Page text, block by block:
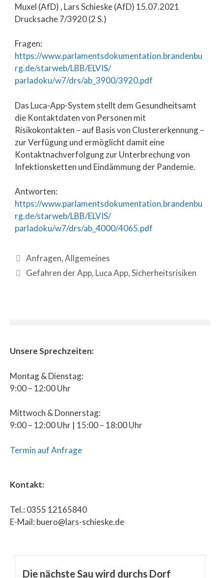
Muxel (AfD) , Lars Schieske (AfD) 15.07.2021
Drucksache 7/3920 (2 S.)
Fragen:
https://www.parlamentsdokumentation.brandenbu
rg.de/starweb/LBB/ELVIS/
parladoku/w7/drs/ab_3900/3920.pdf
Das Luca-App-System stellt dem Gesundheitsamt
die Kontaktdaten von Personen mit
Risikokontakten – auf Basis von Clustererkennung –
zur Verfügung und ermöglicht damit eine
Kontaktnachverfolgung zur Unterbrechung von
Infektionsketten und Eindämmung der Pandemie.
Antworten:
https://www.parlamentsdokumentation.brandenbu
rg.de/starweb/LBB/ELVIS/
parladoku/w7/drs/ab_4000/4065.pdf
Anfragen,Allgemeines
Gefahren der App, Luca App,Sicherheitsrisiken
Unsere Sprechzeiten:
Montag & Dienstag:
9:00 – 12:00 Uhr
Mittwoch & Donnerstag:
9:00 – 12:00 Uhr | 15:00 – 18:00 Uhr
Termin auf Anfrage
Kontakt:
Tel.: 0355 12165840
E-Mail: buero@lars-schieske.de
Die nächste Sau wird durchs Dorf